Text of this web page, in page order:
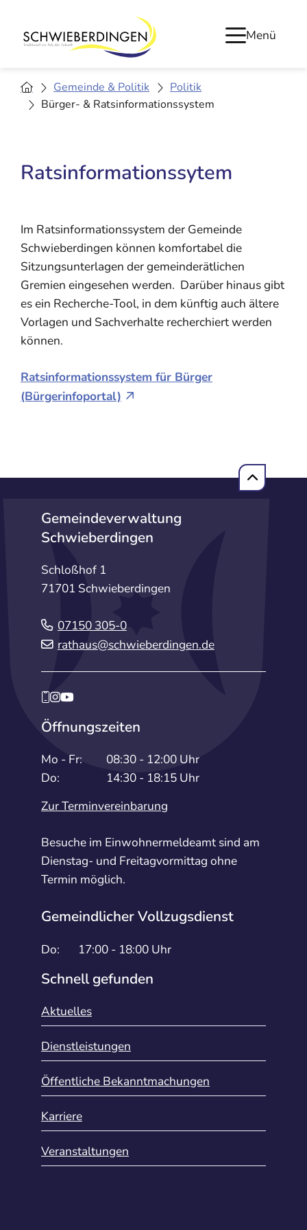
Menü
Gemeinde & Politik
Politik
Bürger- & Ratsinformationssystem
Ratsinformationssytem
Im Ratsinformationssystem der Gemeinde
Schwieberdingen können komfortabel die
Sitzungsunterlagen der gemeinderätlichen
Gremien eingesehen werden. Darüber hinaus gibt
es ein Recherche-Tool, in dem künftig auch ältere
Vorlagen und Sachverhalte recherchiert werden
können.
Ratsinformationssystem für Bürger
(Bürgerinfoportal)
Gemeindeverwaltung
Schwieberdingen
Schloßhof 1
71701 Schwieberdingen
07150 305-0
rathaus@schwieberdingen.de
Öffnungszeiten
Mo - Fr:
08:30 - 12:00 Uhr
Do:
14:30 - 18:15 Uhr
Zur Terminvereinbarung
Besuche im Einwohnermeldeamt sind am
Dienstag- und Freitagvormittag ohne
Termin möglich.
Gemeindlicher Vollzugsdienst
Do: 17:00 - 18:00 Uhr
Schnell gefunden
Aktuelles
Dienstleistungen
Öffentliche Bekanntmachungen
Karriere
Veranstaltungen